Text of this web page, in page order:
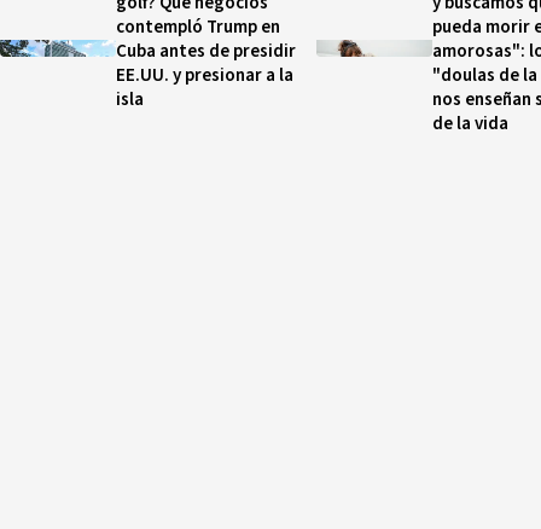
contempló Trump en
Cuba antes de presidir
EE.UU. y presionar a la
isla
pueda morir
amorosas":
"doulas de
nos enseñan
de la vida